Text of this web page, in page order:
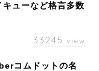
ューなど格言多数
33245 view
コムドットの名